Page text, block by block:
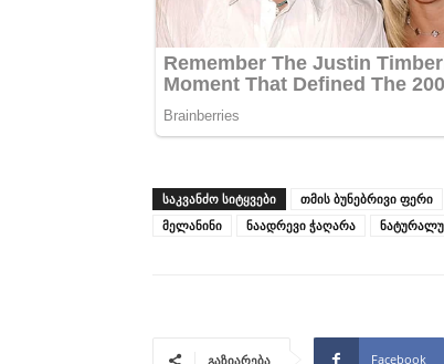
ᲡᲐᲙᲕᲐᲜᲫᲝ ᲡᲘᲢᲧᲕᲔᲑᲘ თმის ბუნებრივი ფერი
მელანინი
ნაადრევი ჭაღარა
გაზიარება Facebook